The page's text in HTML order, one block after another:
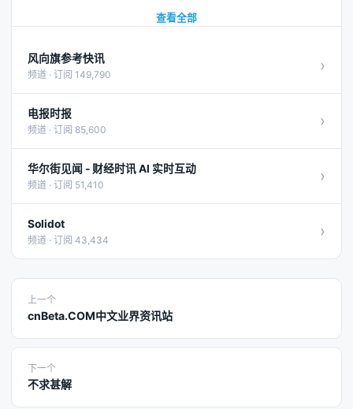
查看全部
风向旗参考快讯
频道 · 订阅 149,790 ›
电报时报
频道 · 订阅 85,600 ›
华尔街见闻 - 财经时讯 AI 实时互动
频道 · 订阅 51,410 ›
Solidot
频道 · 订阅 43,434 ›
上一个
cnBeta.COM中文业界资讯站
下一个
不求甚解